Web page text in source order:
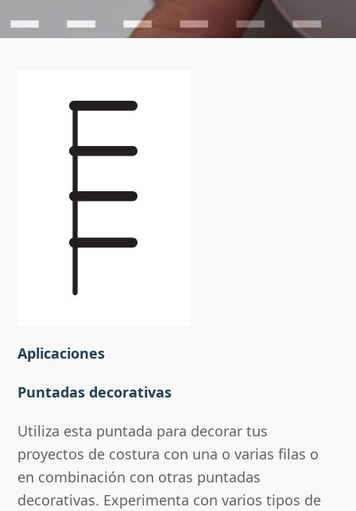
Aplicaciones
Puntadas decorativas
Utiliza esta puntada para decorar tus
proyectos de costura con una o varias filas o
en combinación con otras puntadas
decorativas. Experimenta con varios tipos de